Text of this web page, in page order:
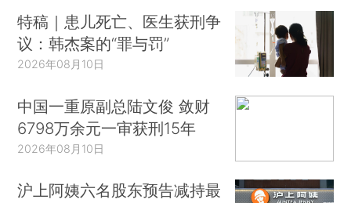
特稿｜患儿死亡、医生获刑争
议：韩杰案的“罪与罚”
2026年08月10日
中国一重原副总陆文俊 敛财
6798万余元一审获刑15年
2026年08月10日
沪上阿姨六名股东预告减持最